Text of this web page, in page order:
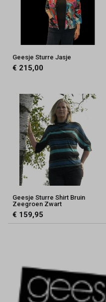
Geesje Sturre Jasje
€ 215,00
Geesje Sturre Shirt Bruin
Zeegroen Zwart
€ 159,95